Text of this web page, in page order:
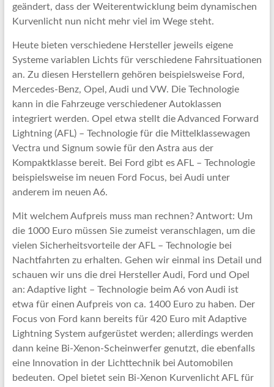
geändert, dass der Weiterentwicklung beim dynamischen
Kurvenlicht nun nicht mehr viel im Wege steht.
Heute bieten verschiedene Hersteller jeweils eigene
Systeme variablen Lichts für verschiedene Fahrsituationen
an. Zu diesen Herstellern gehören beispielsweise Ford,
Mercedes-Benz, Opel, Audi und VW. Die Technologie
kann in die Fahrzeuge verschiedener Autoklassen
integriert werden. Opel etwa stellt die Advanced Forward
Lightning (AFL) – Technologie für die Mittelklassewagen
Vectra und Signum sowie für den Astra aus der
Kompaktklasse bereit. Bei Ford gibt es AFL – Technologie
beispielsweise im neuen Ford Focus, bei Audi unter
anderem im neuen A6.
Mit welchem Aufpreis muss man rechnen? Antwort: Um
die 1000 Euro müssen Sie zumeist veranschlagen, um die
vielen Sicherheitsvorteile der AFL – Technologie bei
Nachtfahrten zu erhalten. Gehen wir einmal ins Detail und
schauen wir uns die drei Hersteller Audi, Ford und Opel
an: Adaptive light – Technologie beim A6 von Audi ist
etwa für einen Aufpreis von ca. 1400 Euro zu haben. Der
Focus von Ford kann bereits für 420 Euro mit Adaptive
Lightning System aufgerüstet werden; allerdings werden
dann keine Bi-Xenon-Scheinwerfer genutzt, die ebenfalls
eine Innovation in der Lichttechnik bei Automobilen
bedeuten. Opel bietet sein Bi-Xenon Kurvenlicht AFL für